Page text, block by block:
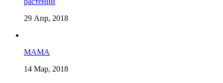
29 Апр, 2018
МАМА
14 Мар, 2018